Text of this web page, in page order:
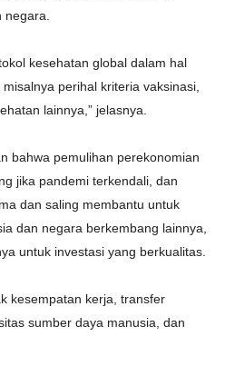
kesehatan global dalam hal
perihal kriteria vaksinasi,
lainnya,” jelasnya.
bahwa pemulihan perekonomian
jika pandemi terkendali, dan
dan saling membantu untuk
dan negara berkembang lainnya,
untuk investasi yang berkualitas.
kesempatan kerja, transfer
sumber daya manusia, dan